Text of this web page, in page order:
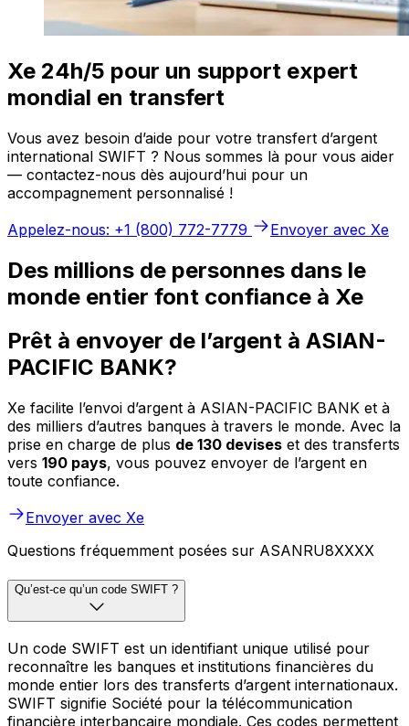
Xe 24h/5 pour un support expert
mondial en transfert
Vous avez besoin d’aide pour votre transfert d’argent
international SWIFT ? Nous sommes là pour vous aider
— contactez-nous dès aujourd’hui pour un
accompagnement personnalisé !
Appelez-nous: +1 (800) 772-7779
Envoyer avec Xe
Des millions de personnes dans le
monde entier font confiance à Xe
Prêt à envoyer de l’argent à ASIAN-
PACIFIC BANK?
Xe facilite l’envoi d’argent à ASIAN-PACIFIC BANK et à
des milliers d’autres banques à travers le monde. Avec la
prise en charge de plus de 130 devises et des transferts
vers 190 pays, vous pouvez envoyer de l’argent en
toute confiance.
Envoyer avec Xe
Questions fréquemment posées sur ASANRU8XXXX
Qu’est-ce qu’un code SWIFT ?
Un code SWIFT est un identifiant unique utilisé pour
reconnaître les banques et institutions financières du
monde entier lors des transferts d’argent internationaux.
SWIFT signifie Société pour la télécommunication
financière interbancaire mondiale. Ces codes permettent